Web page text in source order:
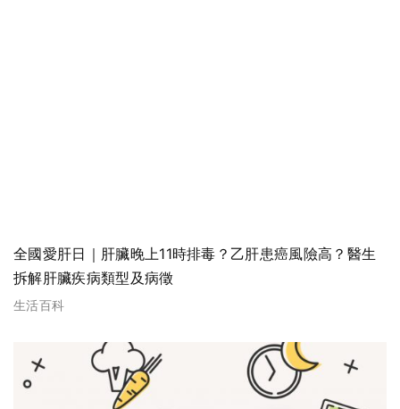
全國愛肝日｜肝臟晚上11時排毒？乙肝患癌風險高？醫生
拆解肝臟疾病類型及病徵
生活百科